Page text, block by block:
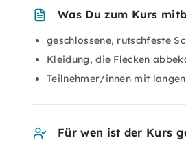
Was Du zum Kurs
geschlossene, rutschfeste
Kleidung, die Flecken
Teilnehmer/innen mit
Für wen ist der Kurs